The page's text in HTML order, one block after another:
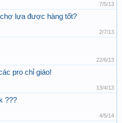
7/5/13
lựa được hàng tốt?
2/7/13
22/6/13
pro chỉ giáo!
13/4/13
???
4/5/14